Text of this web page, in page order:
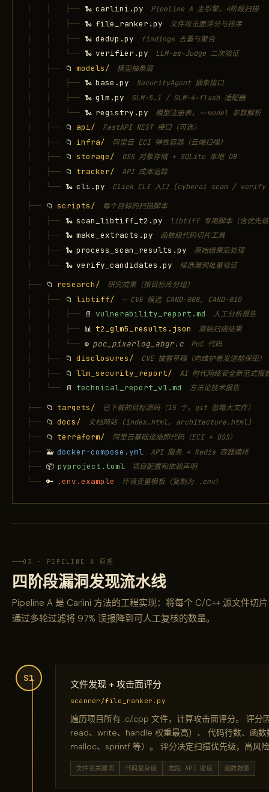
│   │   ├── 🐍 carlini.py Pipeline A 主引擎，4阶段扫描
│   │   ├── 🐍 file_ranker.py 文件攻击面评分与排序
│   │   ├── 🐍 dedup.py findings 去重与聚合
│   │   └── 🐍 verifier.py LLM-as-Judge 二次验证
│   ├── 📁 models/ 模型抽象层
│   │   ├── 🐍 base.py SecurityAgent 抽象接口
│   │   ├── 🐍 glm.py GLM-5.1 / GLM-4-flash 适配器
│   │   └── 🐍 registry.py 模型注册表，--model 参数解析
│   ├── 📁 api/ FastAPI REST 接口（可选）
│   ├── 📁 infra/ 阿里云 ECI 弹性容器（云端扫描）
│   ├── 📁 storage/ OSS 对象存储 + SQLite 本地 DB
│   ├── 📁 tracker/ API 成本追踪
│   └── 🐍 cli.py Click CLI 入口 (cyberai scan /
├── 📁 scripts/ 每个目标的扫描脚本
│   ├── 🐍 scan_libtiff_t2.py libtiff 专用脚本（含优先级
│   ├── 🐍 make_extracts.py 函数级代码切片工具
│   ├── 🐍 process_scan_results.py 原始结果后处理
│   └── 🐍 verify_candidates.py 候选漏洞批量验证
├── 📁 research/ 研究成果（按目标库分组）
│   ├── 📁 libtiff/ — CVE 候选 CAND-008, CAND-010
│   │   ├── 📄 vulnerability_report.md 人工分析报告
│   │   ├── 📊 t2_glm5_results.json 原始扫描结果
│   │   └── ⚙️ poc_pixarlog_abgr.c PoC 代码
│   ├── 📁 disclosures/ CVE 披露草稿（向维护者发送前保密）
│   ├── 📁 llm_security_report/ AI 时代网络安全新范式报
│   └── 📄 technical_report_v1.md 方法论技术报告
├── 📁 targets/ 已下载的目标源码（15 个，git 忽略大文件）
├── 📁 docs/ 文档网站 (index.html, architecture.html)
├── 📁 terraform/ 阿里云基础设施即代码（ECI + OSS）
├── 🐳 docker-compose.yml API 服务 + Redis 容器编排
├── 📦 pyproject.toml 项目配置和依赖声明
└── 🔑 .env.example 环境变量模板（复制为 .env）
03 · PIPELINE A 原理
四阶段漏洞发现流水线
Pipeline A 是 Carlini 方法的工程实现：将每个 C/C++ 源文件切
通过多轮过滤将 97% 误报降到可人工复核的数量。
S1
文件发现 + 攻击面评分
scanner/file_ranker.py
遍历项目所有 .c/.cpp 文件，计算攻击面评分。 评
read、write、handle 权重最高）、 代码行数、函
malloc、sprintf 等）。 评分决定扫描优先级，高风
文件名关键词 代码复杂度 危险 API 密度 函数数量